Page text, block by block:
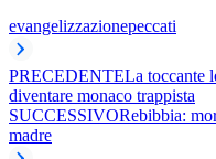
evangelizzazionepeccati
PRECEDENTELa toccante
diventare monaco trappista
SUCCESSIVORebibbia:
madre